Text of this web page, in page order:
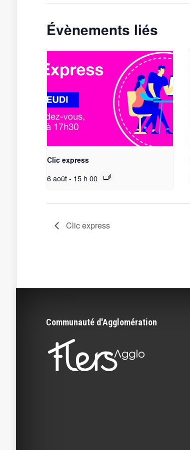
Évènements liés
Clic express
6 août - 15 h 00
Clic express
Communauté d'Agglomération